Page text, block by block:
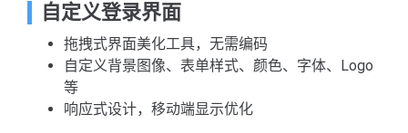
自定义登录界面
拖拽式界面美化工具，无需编码
自定义背景图像、表单样式、颜色、字体、Logo
等
响应式设计，移动端显示优化